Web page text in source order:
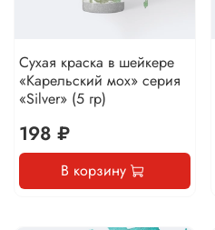
Сухая краска в шейкере
«Карельский мох» серия
«Silver» (5 гр)
198 ₽
В корзину